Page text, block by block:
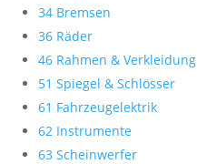
34 Bremsen
36 Räder
46 Rahmen & Verkleidung
51 Spiegel & Schlösser
61 Fahrzeugelektrik
62 Instrumente
63 Scheinwerfer